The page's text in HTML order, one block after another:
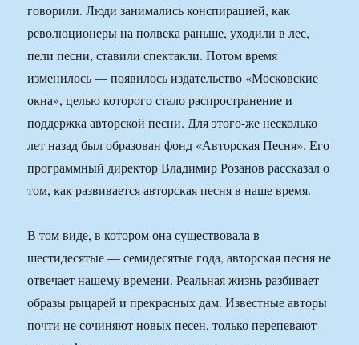
говорили. Люди занимались конспирацией, как
революционеры на полвека раньше, уходили в лес,
пели песни, ставили спектакли. Потом время
изменилось — появилось издательство «Московские
окна», целью которого стало распространение и
поддержка авторской песни. Для этого-же несколько
лет назад был образован фонд «Авторская Песня». Его
программный директор Владимир Розанов рассказал о
том, как развивается авторская песня в наше время.
В том виде, в котором она существовала в
шестидесятые — семидесятые года, авторская песня не
отвечает нашему времени. Реальная жизнь разбивает
образы рыцарей и прекрасных дам. Известные авторы
почти не сочиняют новых песен, только перепевают